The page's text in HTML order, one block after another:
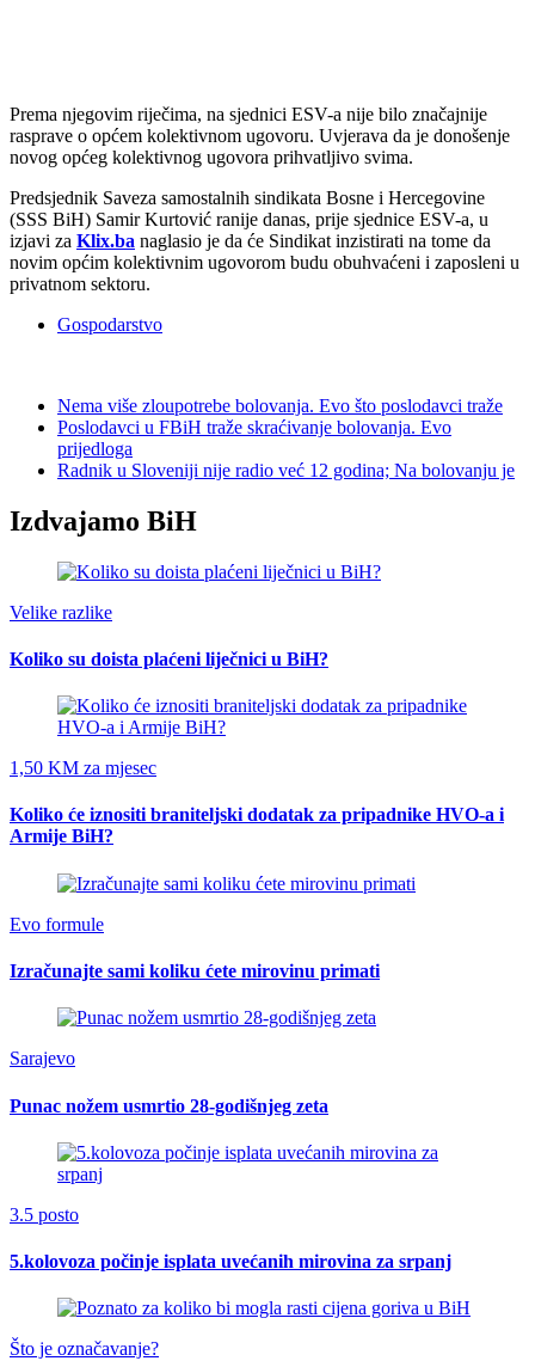
Prema njegovim riječima, na sjednici ESV-a nije bilo značajnije
rasprave o općem kolektivnom ugovoru. Uvjerava da je donošenje
novog općeg kolektivnog ugovora prihvatljivo svima.
Predsjednik Saveza samostalnih sindikata Bosne i Hercegovine
(SSS BiH) Samir Kurtović ranije danas, prije sjednice ESV-a, u
izjavi za Klix.ba naglasio je da će Sindikat inzistirati na tome da
novim općim kolektivnim ugovorom budu obuhvaćeni i zaposleni u
privatnom sektoru.
Gospodarstvo
Nema više zloupotrebe bolovanja. Evo što poslodavci traže
Poslodavci u FBiH traže skraćivanje bolovanja. Evo
prijedloga
Radnik u Sloveniji nije radio već 12 godina; Na bolovanju je
Izdvajamo BiH
Velike razlike
Koliko su doista plaćeni liječnici u BiH?
1,50 KM za mjesec
Koliko će iznositi braniteljski dodatak za pripadnike HVO-a i
Armije BiH?
Evo formule
Izračunajte sami koliku ćete mirovinu primati
Sarajevo
Punac nožem usmrtio 28-godišnjeg zeta
3.5 posto
5.kolovoza počinje isplata uvećanih mirovina za srpanj
Što je označavanje?